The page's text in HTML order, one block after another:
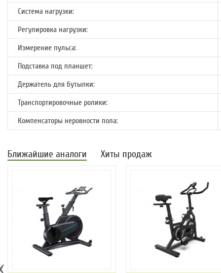
Система нагрузки:
Регулировка нагрузки:
Измерение пульса:
Подставка под планшет:
Держатель для бутылки:
Транспортировочные ролики:
Компенсаторы неровности пола:
Ближайшие аналоги Хиты продаж